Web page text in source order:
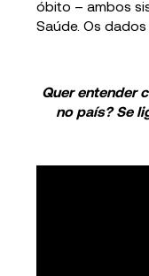
óbito – ambos
Saúde. Os
Quer entender
no país? Se